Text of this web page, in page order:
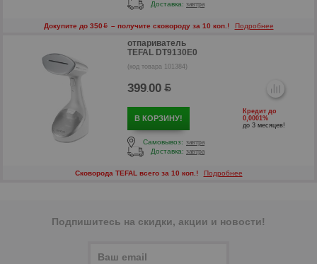
Доставка: завтра
Докупите до 350 – получите сковороду за 10 коп.! Подробнее
отпариватель
TEFAL DT9130E0
(код товара 101384)
399.00
В КОРЗИНУ!
Кредит до
0,0001%
до 3 месяцев!
Самовывоз: завтра
Доставка: завтра
Сковорода TEFAL всего за 10 коп.! Подробнее
Подпишитесь на скидки, акции и новости!